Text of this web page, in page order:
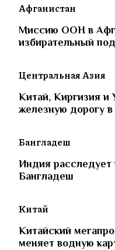
Афганистан
Миссию ООН в
избирательный
Центральная Азия
Китай, Киргизия и
железную дорогу
Бангладеш
Индия
Бангладеш
Китай
Китайский
меняет водную